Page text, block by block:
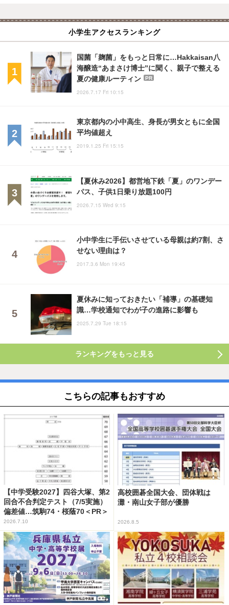
小学生アクセスランキング
国菌「麹菌」をもっと日常に…Hakkaisan八
海醸造“あまさけ博士”に聞く、親子で整える
夏の健康ルーティン
PR
2026.7.17 Fri 10:15
東京都内の小中高生、身長が男女ともに全国
平均値超え
2019.1.25 Fri 15:15
【夏休み2026】都営地下鉄「夏」のワンデー
パス、子供1日乗り放題100円
2026.7.15 Wed 9:15
小中学生に手伝いさせている母親は約7割、さ
せない理由は？
2017.3.6 Mon 19:45
夏休みに知っておきたい「補導」の基礎知
識…学校通知でわが子の進路に影響も
2025.7.29 Tue 18:15
ランキングをもっと見る
こちらの記事もおすすめ
【中学受験2027】四谷大塚、第2
回合不合判定テスト（7/5実施）
偏差値…筑駒74・桜蔭70＜PR＞
2026.7.10
高校囲碁全国大会、団体戦は
灘・南山女子部が優勝
2026.8.5